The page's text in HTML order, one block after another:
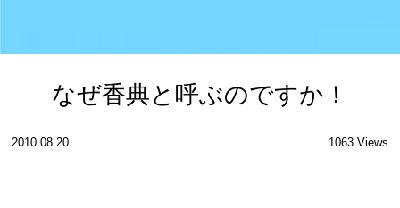
なぜ香典と呼ぶのですか！
2010.08.20 1063 Views